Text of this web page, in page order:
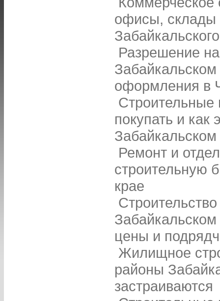
офисы, склады
Разрешение
оформления в
Строительные
покупать и как
Забайкальском
Ремонт и
строительную
крае
цены и
Жилищное
районы
застраиваются